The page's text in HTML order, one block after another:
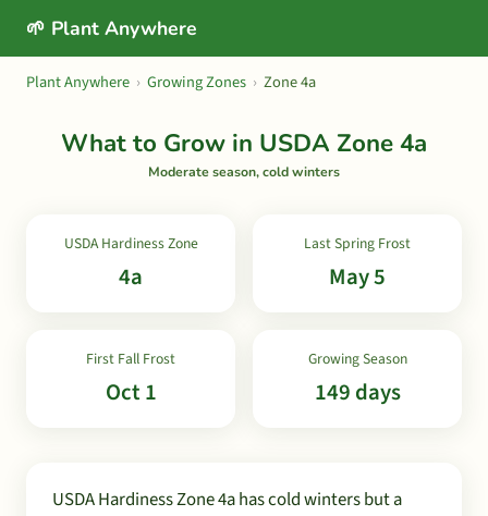
🌱 Plant Anywhere
Plant Anywhere › Growing Zones › Zone 4a
What to Grow in USDA Zone 4a
Moderate season, cold winters
USDA Hardiness Zone
4a
Last Spring Frost
May 5
First Fall Frost
Oct 1
Growing Season
149 days
USDA Hardiness Zone 4a has cold winters but a